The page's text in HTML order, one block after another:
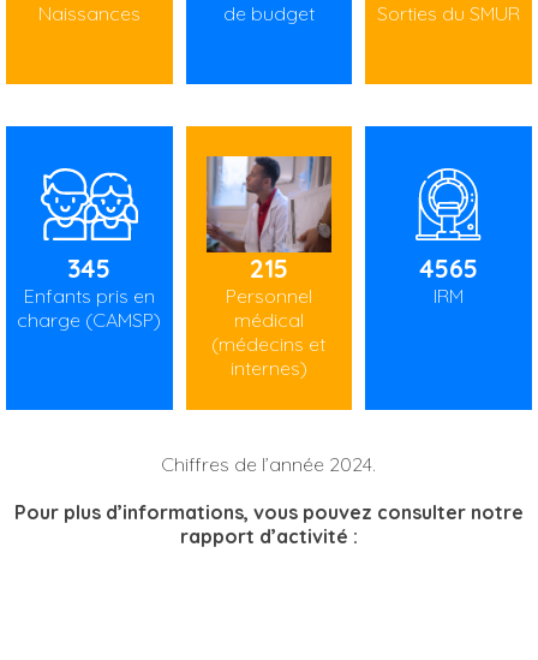
Naissances de budget Sorties du SMUR
345
Enfants pris en
charge (CAMSP)
215
Personnel
médical
(médecins et
internes)
4565
IRM
Chiffres de l’année 2024.
Pour plus d’informations, vous pouvez consulter notre
rapport d’activité :